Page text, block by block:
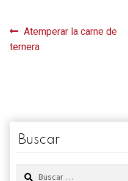
Navegación
Anterior:
Atemperar la carne de
ternera
Buscar
Buscar: